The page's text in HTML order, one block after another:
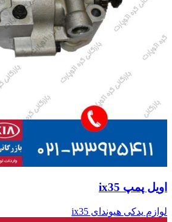
اویل پمپ ix35
لوازم یدکی هیوندای ix35